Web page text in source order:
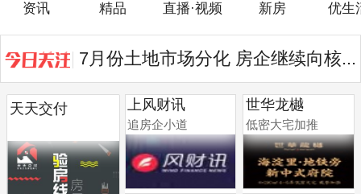
资讯 精品 直播·视频 新房 优生
多个热点城市正研究出台住房消费提振举措
7月份土地市场分化 房企继续向核...
天天交付 上风财讯
追房企小道
世华龙樾
低密大宅加推